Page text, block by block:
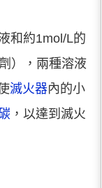
和約1mol/L的
），兩種溶液
滅火器內的小
，以達到滅火